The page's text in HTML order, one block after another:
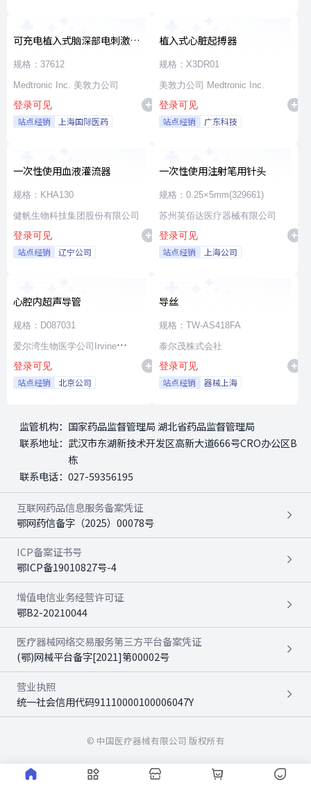
可充电植入式脑深部电刺激脉
冲发生器套件
规格：37612
Medtronic Inc. 美敦力公司
登录可见
站点经销 上海国际医药
植入式心脏起搏器
规格：X3DR01
美敦力公司 Medtronic Inc.
登录可见
站点经销 广东科技
一次性使用血液灌流器
规格：KHA130
健帆生物科技集团股份有限公司
登录可见
站点经销 辽宁公司
一次性使用注射笔用针头
规格：0.25×5mm(329661)
苏州英佰达医疗器械有限公司
登录可见
站点经销 上海公司
心腔内超声导管
规格：D087031
爱尔湾生物医学公司Irvine
Biomedical,Inc. a St. Jude
Medical Company
登录可见
站点经销 北京公司
导丝
规格：TW-AS418FA
泰尔茂株式会社
登录可见
站点经销 器械上海
监管机构： 国家药品监督管理局 湖北省药品监督管理局
联系地址： 武汉市东湖新技术开发区高新大道666号CRO办公区B
栋
联系电话： 027-59356195
互联网药品信息服务备案凭证
鄂网药信备字（2025）00078号
ICP备案证书号
鄂ICP备19010827号-4
增值电信业务经营许可证
鄂B2-20210044
医疗器械网络交易服务第三方平台备案凭证
(鄂)网械平台备字[2021]第00002号
营业执照
统一社会信用代码91110000100006047Y
© 中国医疗器械有限公司 版权所有